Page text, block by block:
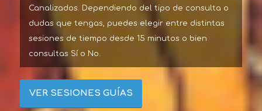
Canalizados. Dependiendo del tipo de consulta o
dudas que tengas, puedes elegir entre distintas
sesiones de tiempo desde 15 minutos o bien
consultas Sí o No.
VER SESIONES GUÍAS